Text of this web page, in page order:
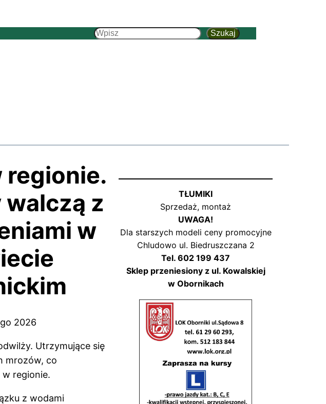
Szukaj
Szukaj
regionie.
z
w
2026
Utrzymujące się
mrozów, co
regionie.
z wodami
TŁUMIKI
Sprzedaż, montaż
UWAGA!
Dla starszych modeli ceny promocyjne
Chludowo ul. Biedruszczana 2
Tel. 602 199 437
Sklep przeniesiony z ul. Kowalskiej
w Obornikach